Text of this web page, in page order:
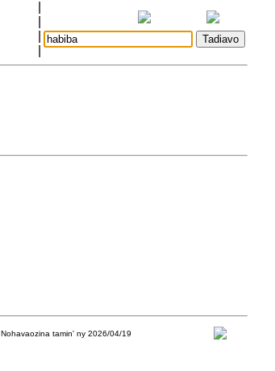
Nohavaozina tamin' ny 2026/04/19